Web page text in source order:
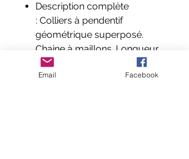
Description complète
: Colliers à pendentif
géométrique superposé.
Chaine à maillons. Longueur
chaine : 50/60cm. Dimension
pendentif : 5 mm x 40 mm
Email Facebook